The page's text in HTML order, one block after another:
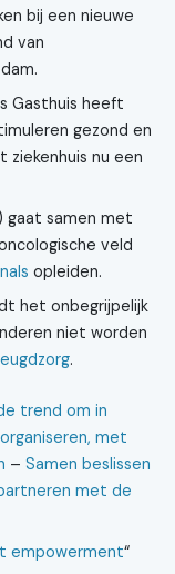
bij een nieuwe
van
Gasthuis heeft
gezond en
nu een
gaat samen met
veld
opleiden.
het onbegrijpelijk
niet worden
.
trend om in
met
– Samen beslissen
met de
empowerment“